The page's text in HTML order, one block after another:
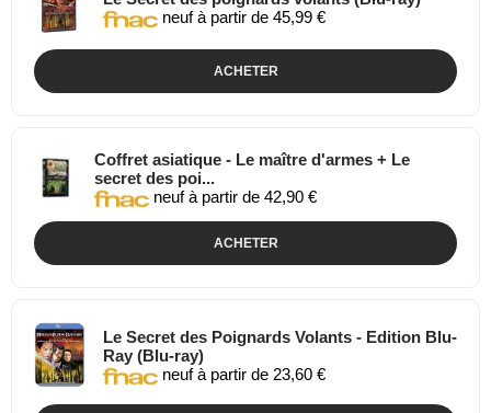
neuf à partir de 45,99 €
ACHETER
Coffret asiatique - Le maître d'armes + Le
secret des poi...
neuf à partir de 42,90 €
ACHETER
Le Secret des Poignards Volants - Edition Blu-
Ray (Blu-ray)
neuf à partir de 23,60 €